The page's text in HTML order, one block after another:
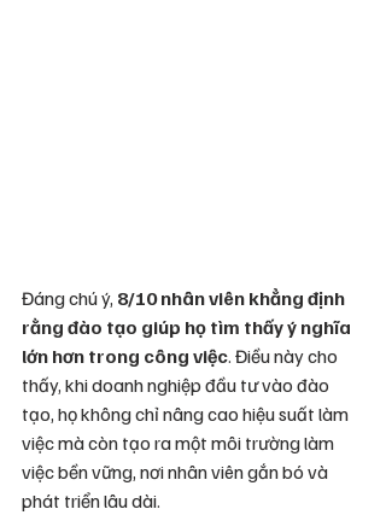
Đáng chú ý, 8/10 nhân viên khẳng định
rằng đào tạo giúp họ tìm thấy ý nghĩa
lớn hơn trong công việc. Điều này cho
thấy, khi doanh nghiệp đầu tư vào đào
tạo, họ không chỉ nâng cao hiệu suất làm
việc mà còn tạo ra một môi trường làm
việc bền vững, nơi nhân viên gắn bó và
phát triển lâu dài.